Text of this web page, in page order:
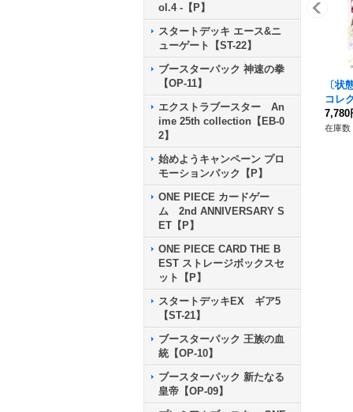
ol.4 -【P】
スタートデッキ エース&ニ
ューゲート【ST-22】
ブースターパック 神速の拳
【OP-11】
エクストラブースター An
ime 25th collection【EB-0
2】
始めようキャンペーン プロ
モーションパック【P】
ONE PIECE カードゲー
ム 2nd ANNIVERSARY S
ET【P】
ONE PIECE CARD THE B
EST ストレージボックスセ
ット【P】
スタートデッキEX ギア5
【ST-21】
ブースターパック 王族の血
統【OP-10】
ブースターパック 新たなる
皇帝【OP-09】
〔状
コレ
BOX
7,780
在庫数